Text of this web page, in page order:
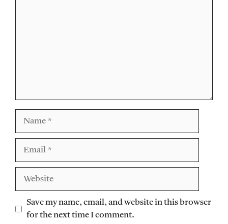
Website
Save my name, email, and website in this browser
for the next time I comment.